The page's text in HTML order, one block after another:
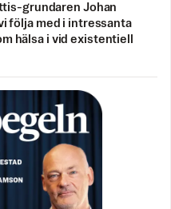
grundaren Johan
följa med i intressanta
hälsa i vid existentiell